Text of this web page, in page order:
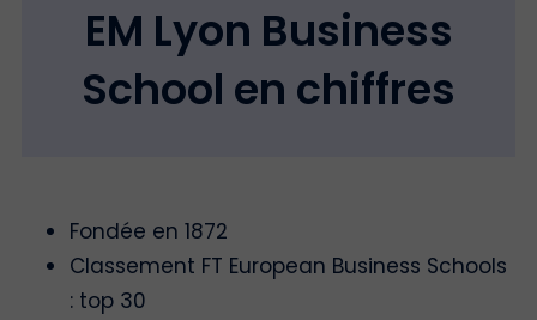
EM Lyon Business
School en chiffres
Fondée en 1872
Classement FT European Business Schools
: top 30